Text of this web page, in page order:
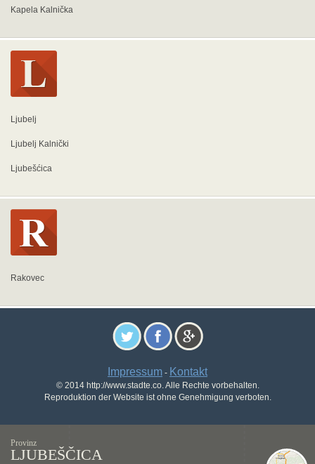
Kapela Kalnička
Ljubelj
Ljubelj Kalnički
Ljubešćica
Rakovec
Impressum - Kontakt
© 2014 http://www.stadte.co. Alle Rechte vorbehalten.
Reproduktion der Website ist ohne Genehmigung verboten.
Provinz
LJUBEŠČICA